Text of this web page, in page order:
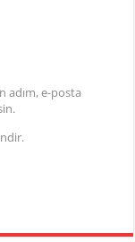
adım, e-posta